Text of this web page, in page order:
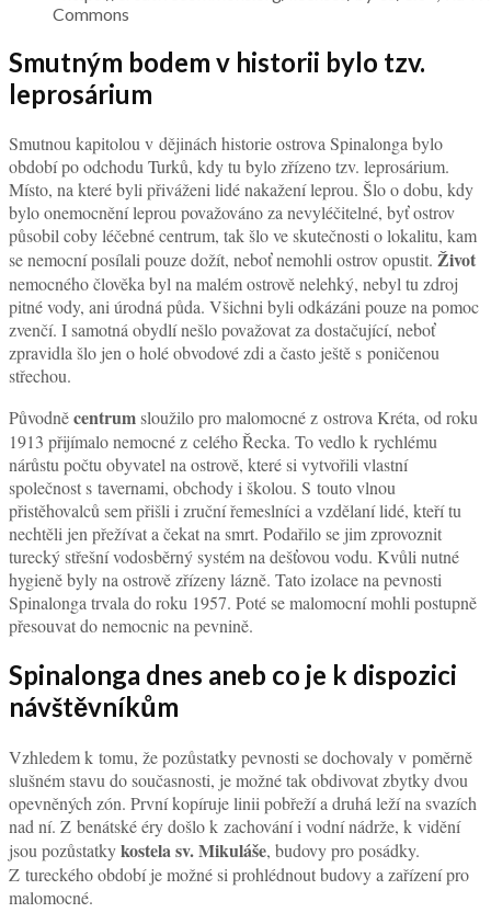
Commons
Smutným bodem v historii bylo tzv.
leprosárium
Smutnou kapitolou v dějinách historie ostrova Spinalonga bylo
období po odchodu Turků, kdy tu bylo zřízeno tzv. leprosárium.
Místo, na které byli přiváženi lidé nakažení leprou. Šlo o dobu, kdy
bylo onemocnění leprou považováno za nevyléčitelné, byť ostrov
působil coby léčebné centrum, tak šlo ve skutečnosti o lokalitu, kam
se nemocní posílali pouze dožít, neboť nemohli ostrov opustit. Život
nemocného člověka byl na malém ostrově nelehký, nebyl tu zdroj
pitné vody, ani úrodná půda. Všichni byli odkázáni pouze na pomoc
zvenčí. I samotná obydlí nešlo považovat za dostačující, neboť
zpravidla šlo jen o holé obvodové zdi a často ještě s poničenou
střechou.
Původněcentrumsloužilo pro malomocné z ostrova Kréta, od roku
1913 přijímalo nemocné z celého Řecka. To vedlo k rychlému
nárůstu počtu obyvatel na ostrově, které si vytvořili vlastní
společnost s tavernami, obchody i školou. S touto vlnou
přistěhovalců sem přišli i zruční řemeslníci a vzdělaní lidé, kteří tu
nechtěli jen přežívat a čekat na smrt. Podařilo se jim zprovoznit
turecký střešní vodosběrný systém na dešťovou vodu. Kvůli nutné
hygieně byly na ostrově zřízeny lázně. Tato izolace na pevnosti
Spinalonga trvala do roku 1957. Poté se malomocní mohli postupně
přesouvat do nemocnic na pevnině.
Spinalonga dnes aneb co je k dispozici
návštěvníkům
Vzhledem k tomu, že pozůstatky pevnosti se dochovaly v poměrně
slušném stavu do současnosti, je možné tak obdivovat zbytky dvou
opevněných zón. První kopíruje linii pobřeží a druhá leží na svazích
nad ní. Z benátské éry došlo k zachování i vodní nádrže, k vidění
jsou pozůstatkykostela sv. Mikuláše, budovy pro posádky.
Z tureckého období je možné si prohlédnout budovy a zařízení pro
malomocné.